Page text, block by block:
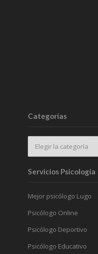
Categorías
Servicios Psicología
Mejor psicólogo Lugo
Psicólogo Online
Psicólogo Deportivo
Psicólogo Educativo